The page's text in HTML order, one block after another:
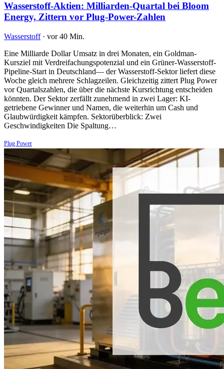
Wasserstoff-Aktien: Milliarden-Quartal bei Bloom
Energy, Zittern vor Plug-Power-Zahlen
Wasserstoff · vor 40 Min.
Eine Milliarde Dollar Umsatz in drei Monaten, ein Goldman-
Kursziel mit Verdreifachungspotenzial und ein Grüner-Wasserstoff-
Pipeline-Start in Deutschland— der Wasserstoff-Sektor liefert diese
Woche gleich mehrere Schlagzeilen. Gleichzeitig zittert Plug Power
vor Quartalszahlen, die über die nächste Kursrichtung entscheiden
könnten. Der Sektor zerfällt zunehmend in zwei Lager: KI-
getriebene Gewinner und Namen, die weiterhin um Cash und
Glaubwürdigkeit kämpfen. Sektorüberblick: Zwei
Geschwindigkeiten Die Spaltung…
Plug Power